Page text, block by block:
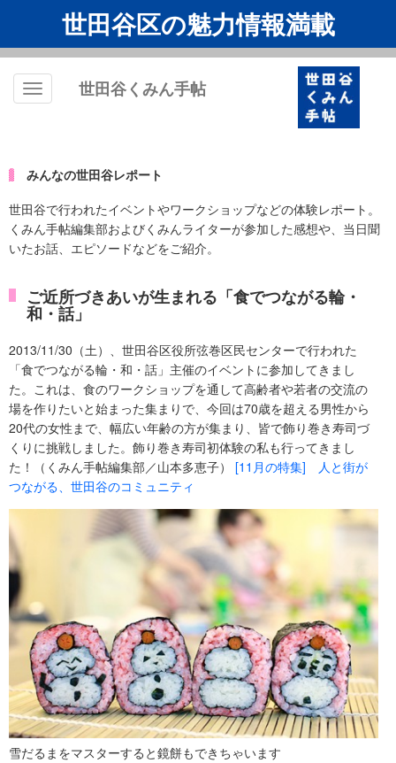
世田谷区の魅力情報満載
Toggle
世田谷くみん手帖
みんなの世田谷レポート
世田谷で行われたイベントやワークショップなどの体験レポート。
くみん手帖編集部およびくみんライターが参加した感想や、当日聞
いたお話、エピソードなどをご紹介。
ご近所づきあいが生まれる「食でつながる輪・
和・話」
2013/11/30（土）、世田谷区役所弦巻区民センターで行われた
「食でつながる輪・和・話」主催のイベントに参加してきまし
た。これは、食のワークショップを通して高齢者や若者の交流の
場を作りたいと始まった集まりで、今回は70歳を超える男性から
20代の女性まで、幅広い年齢の方が集まり、皆で飾り巻き寿司づ
くりに挑戦しました。飾り巻き寿司初体験の私も行ってきまし
た！（くみん手帖編集部／山本多恵子） [11月の特集] 人と街が
つながる、世田谷のコミュニティ
雪だるまをマスターすると鏡餅もできちゃいます